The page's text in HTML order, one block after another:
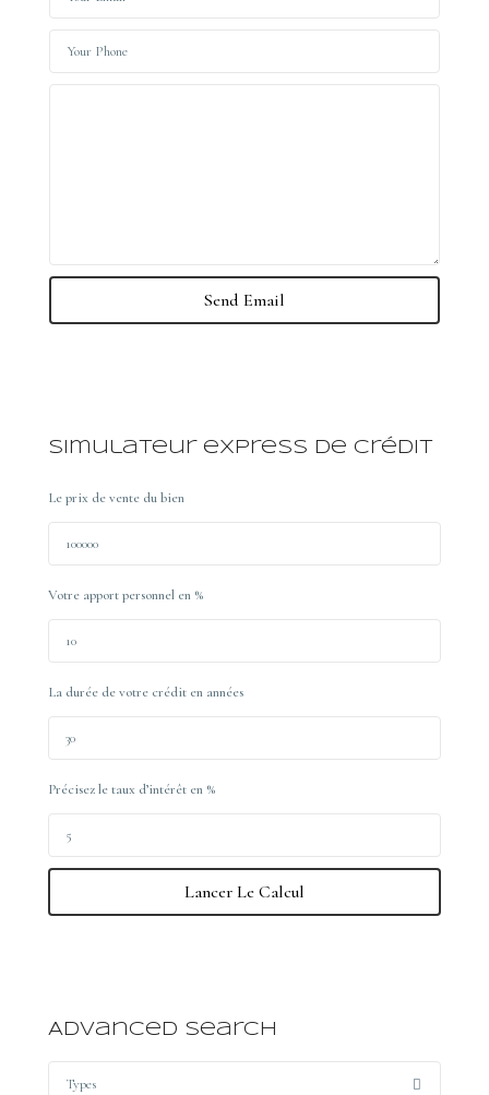
Simulateur express de crédit
Le prix de vente du bien
Votre apport personnel en %
La durée de votre crédit en années
Précisez le taux d’intérêt en %
Lancer Le Calcul
Advanced Search
Types